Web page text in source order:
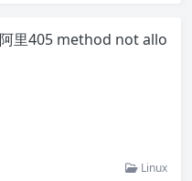
里405 method not allo
Linux